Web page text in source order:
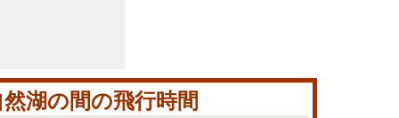
湖の間の飛行時間